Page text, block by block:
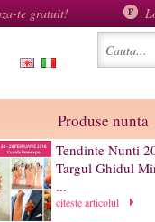
te gratuit!
Produse nunta
Tendinte Nunti
Targul Ghidul
...
citeste articolul